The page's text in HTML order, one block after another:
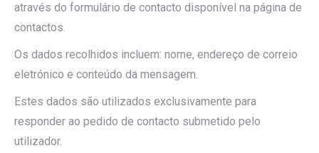
através do formulário de contacto disponível na página de
contactos.
Os dados recolhidos incluem: nome, endereço de correio
eletrónico e conteúdo da mensagem.
Estes dados são utilizados exclusivamente para
responder ao pedido de contacto submetido pelo
utilizador.